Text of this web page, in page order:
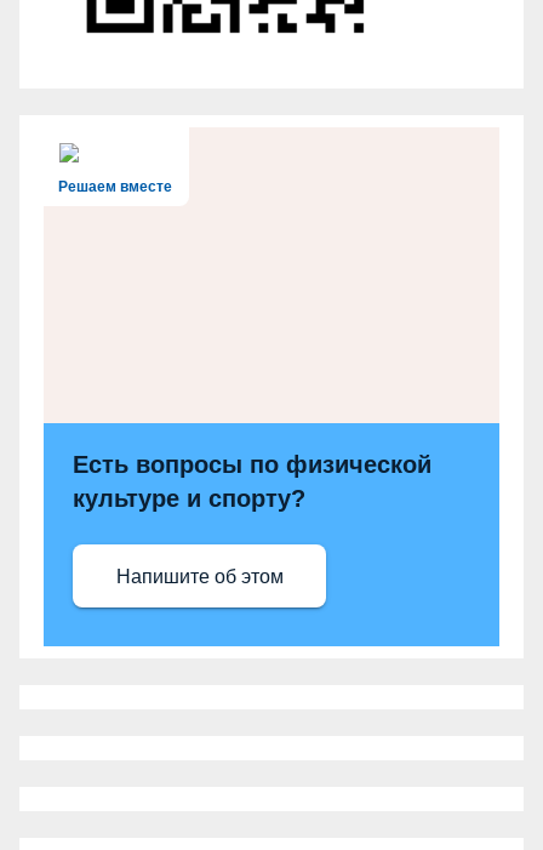
Решаем вместе
Есть вопросы по физической
культуре и спорту?
Напишите об этом